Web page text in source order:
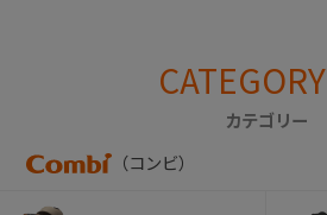
CATEGORY
カテゴリー
（コンビ）